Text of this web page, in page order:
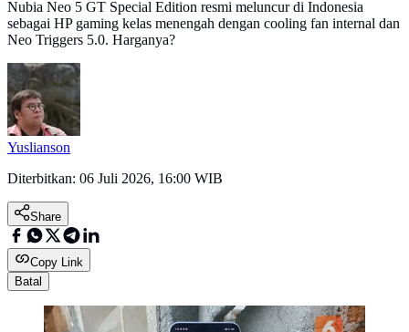
Nubia Neo 5 GT Special Edition resmi meluncur di Indonesia
sebagai HP gaming kelas menengah dengan cooling fan internal dan
Neo Triggers 5.0. Harganya?
Yuslianson
Diterbitkan: 06 Juli 2026, 16:00 WIB
Share
Copy Link
Batal